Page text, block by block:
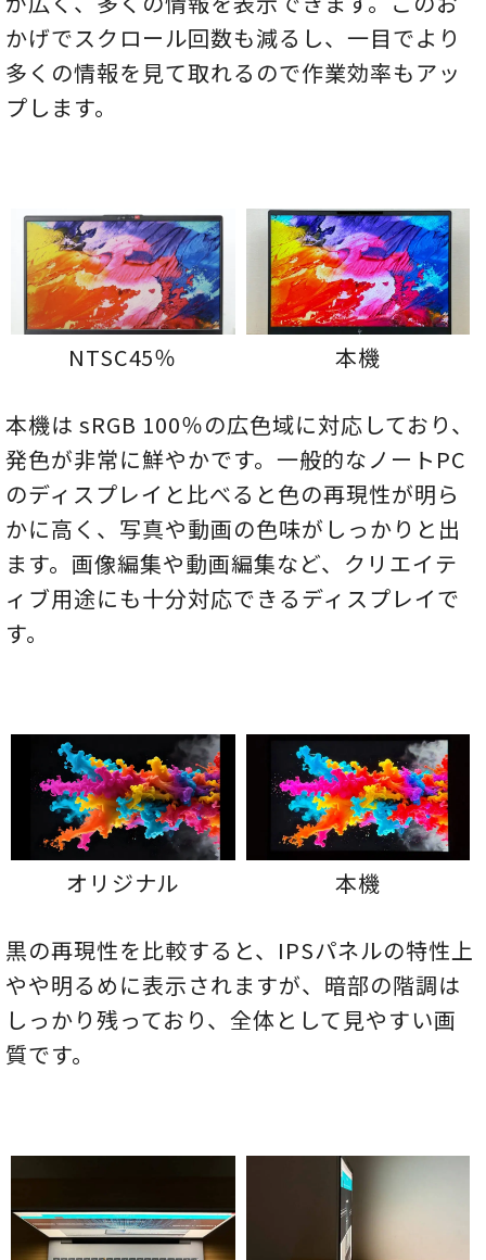
かげでスクロール回数も減るし、一目でより
多くの情報を見て取れるので作業効率もアッ
プします。
NTSC45％ 本機
本機は sRGB 100％の広色域に対応しており、
発色が非常に鮮やかです。一般的なノートPC
のディスプレイと比べると色の再現性が明ら
かに高く、写真や動画の色味がしっかりと出
ます。画像編集や動画編集など、クリエイテ
ィブ用途にも十分対応できるディスプレイで
す。
オリジナル 本機
黒の再現性を比較すると、IPSパネルの特性上
やや明るめに表示されますが、暗部の階調は
しっかり残っており、全体として見やすい画
質です。